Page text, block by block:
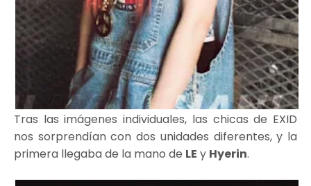
Tras las imágenes individuales, las chicas de EXID
nos sorprendían con dos unidades diferentes, y la
primera llegaba de la mano de LE y Hyerin.